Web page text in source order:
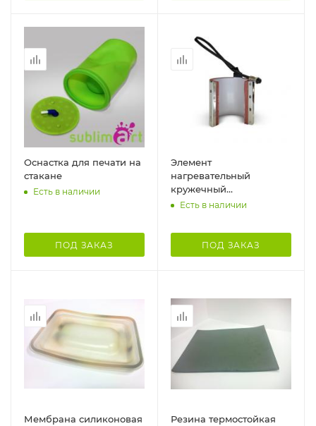
Оснастка для печати на
стакане
Есть в наличии
ПОД ЗАКАЗ
Элемент
нагревательный
кружечный
цилиндрический для
Есть в наличии
ПОД ЗАКАЗ
Мембрана силиконовая
Резина термостойкая